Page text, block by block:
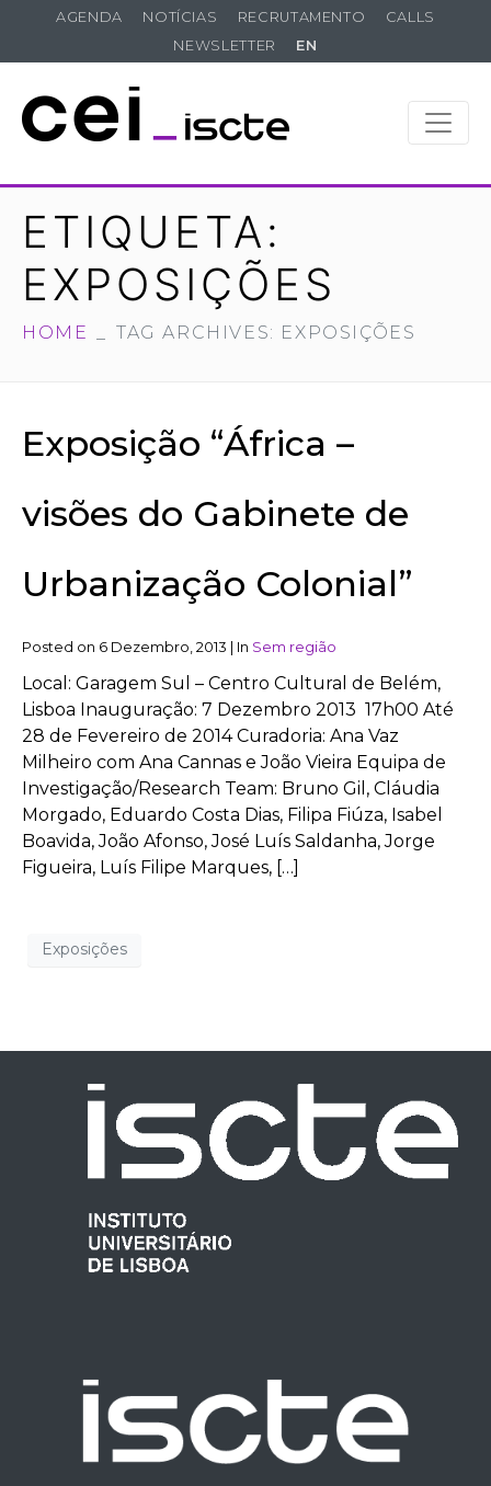
AGENDA NOTÍCIAS RECRUTAMENTO
CALLS
NEWSLETTER
EN
ETIQUETA:
EXPOSIÇÕES
HOME TAG ARCHIVES: EXPOSIÇÕES
Exposição “África –
visões do Gabinete de
Urbanização Colonial”
Posted on 6 Dezembro, 2013 | In Sem região
Local: Garagem Sul – Centro Cultural de Belém,
Lisboa Inauguração: 7 Dezembro 2013 17h00 Até
28 de Fevereiro de 2014 Curadoria: Ana Vaz
Milheiro com Ana Cannas e João Vieira Equipa de
Investigação/Research Team: Bruno Gil, Cláudia
Morgado, Eduardo Costa Dias, Filipa Fiúza, Isabel
Boavida, João Afonso, José Luís Saldanha, Jorge
Figueira, Luís Filipe Marques, […]
Exposições